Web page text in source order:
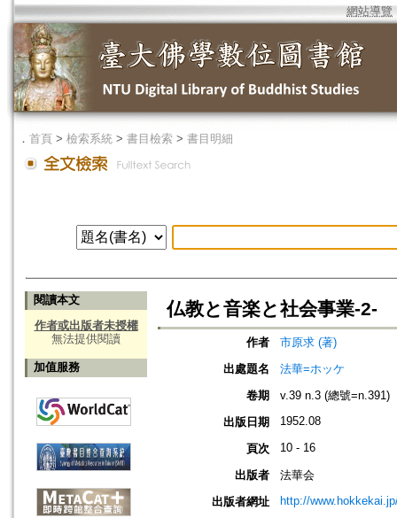
網站導覽
． 首頁 > 檢索系統 > 書目檢索 > 書目明細
閱讀本文
作者或出版者未授權
無法提供閱讀
加值服務
仏教と音楽と社会事業-2-
作者
市原求 (著)
出處題名
法華=ホッケ
卷期
v.39 n.3 (總號=n.391)
出版日期
1952.08
頁次 10 - 16
出版者
法華会
出版者網址
http://